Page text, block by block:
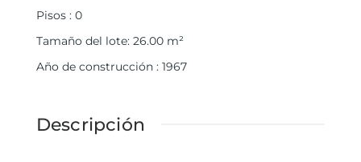
Pisos : 0
Tamaño del lote: 26.00 m²
Año de construcción : 1967
Descripción